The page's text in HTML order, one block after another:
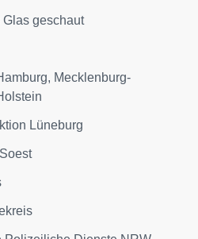
Glas geschaut
Mecklenburg-
Lüneburg